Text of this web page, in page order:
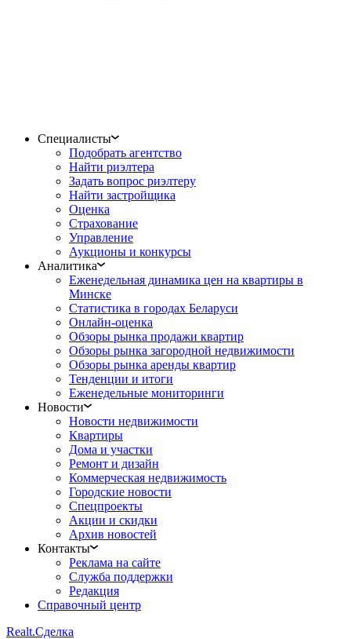
Специалисты
Подобрать агентство
Найти риэлтера
Задать вопрос риэлтеру
Найти застройщика
Оценка
Страхование
Управление
Аукционы и конкурсы
Аналитика
Еженедельная динамика цен на квартиры в
Минске
Статистика в городах Беларуси
Онлайн-оценка
Обзоры рынка продажи квартир
Обзоры рынка загородной недвижимости
Обзоры рынка аренды квартир
Тенденции и итоги
Еженедельные мониторинги
Новости
Новости недвижимости
Квартиры
Дома и участки
Ремонт и дизайн
Коммерческая недвижимость
Городские новости
Спецпроекты
Акции и скидки
Архив новостей
Контакты
Реклама на сайте
Служба поддержки
Редакция
Справочный центр
Realt.Сделка